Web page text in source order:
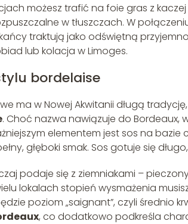
możesz trafić na foie gras z
w tłuszczach. W
traktują jako odświętną
lub kolacja w Limoges.
bordelaise
ma w Nowej Akwitanii długą
. Choć nazwa nawiązuje do Bordeaux,
elementem jest sos na
głęboki smak. Sos gotuje się
podaje się z ziemniakami –
lokalach stopień wysmażenia
poziom „saignant”, czyli średnio
, co dodatkowo podkreśla